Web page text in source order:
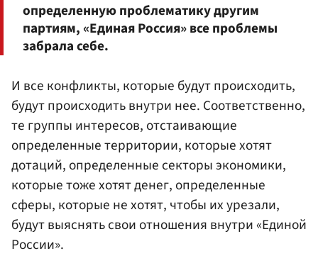
определенную проблематику другим
партиям, «Единая Россия» все проблемы
забрала себе.
И все конфликты, которые будут происходить,
будут происходить внутри нее. Соответственно,
те группы интересов, отстаивающие
определенные территории, которые хотят
дотаций, определенные секторы экономики,
которые тоже хотят денег, определенные
сферы, которые не хотят, чтобы их урезали,
будут выяснять свои отношения внутри «Единой
России».